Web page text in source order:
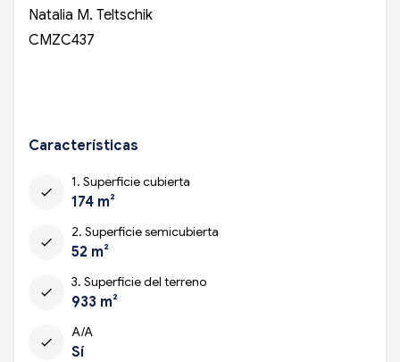
Natalia M. Teltschik
CMZC437
Características
check
1. Superficie cubierta
174 m²
check
2. Superficie semicubierta
52 m²
check
3. Superficie del terreno
933 m²
check
A/A
Sí